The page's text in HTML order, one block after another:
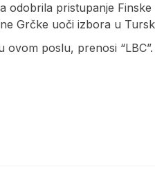
odobrila pristupanje
Grčke uoči izbora u
poslu, prenosi “LBC”.